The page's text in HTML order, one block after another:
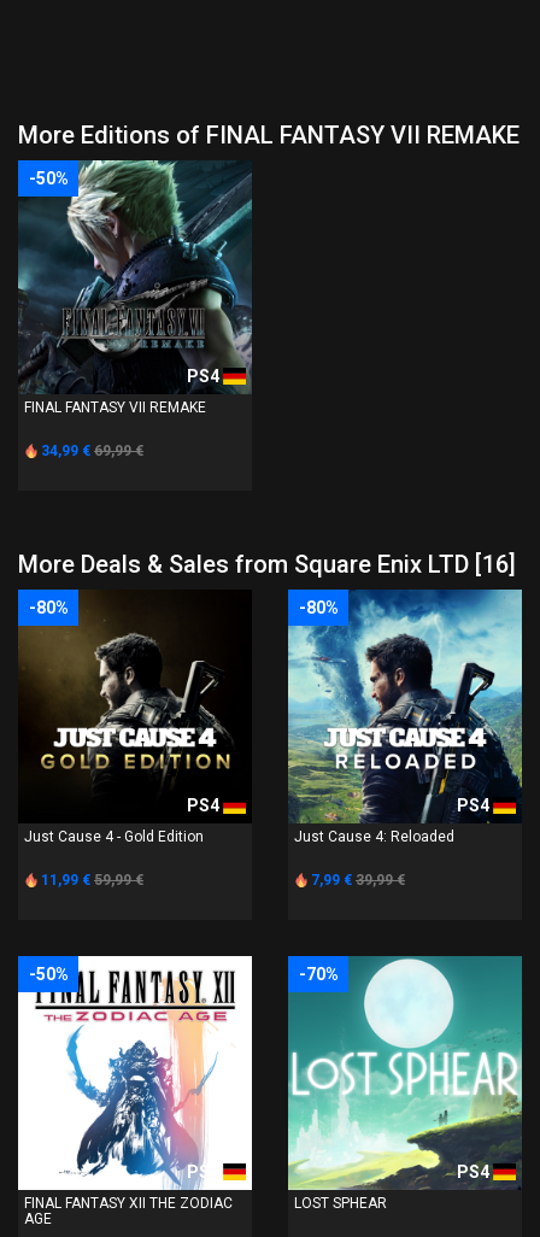
More Editions of FINAL FANTASY VII REMAKE
-50%
PS4
FINAL FANTASY VII REMAKE
34,99 € 69,99 €
More Deals & Sales from Square Enix LTD [16]
-80%
PS4
Just Cause 4 - Gold Edition
11,99 € 59,99 €
-80%
PS4
Just Cause 4: Reloaded
7,99 € 39,99 €
-50%
PS4
FINAL FANTASY XII THE ZODIAC
AGE
-70%
PS4
LOST SPHEAR